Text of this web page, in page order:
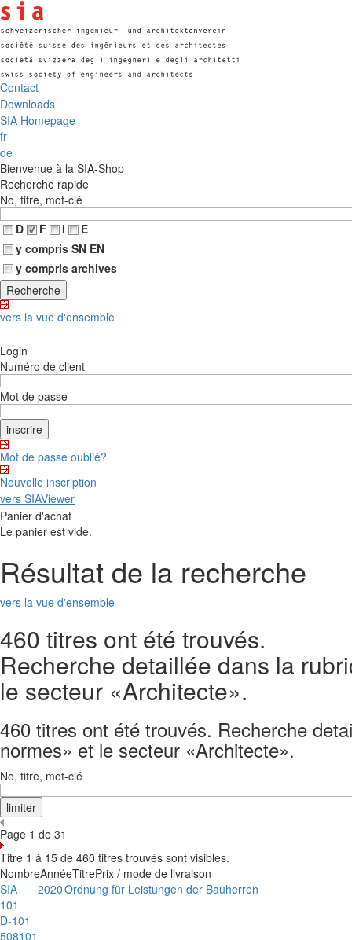
Contact
Downloads
SIA Homepage
fr
de
Bienvenue à la SIA-Shop
Recherche rapide
No, titre, mot-clé
D
F I
E
y compris SN EN
y compris archives
vers la vue d'ensemble
Login
Numéro de client
Mot de passe
Mot de passe oublié?
Nouvelle inscription
vers SIAViewer
Panier d'achat
Le panier est vide.
Résultat de la recherche
vers la vue d'ensemble
460 titres ont été trouvés.
Recherche detaillée dans la
le secteur «Architecte».
460 titres ont été trouvés. Recherche
normes» et le secteur «Architecte».
No, titre, mot-clé
Page 1 de 31
Titre 1 à 15 de 460 titres trouvés sont visibles.
NombreAnnéeTitrePrix / mode de livraison
SIA
101
D-101
508101
2020Ordnung für Leistungen der Bauherren